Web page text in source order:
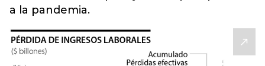
a la pandemia.